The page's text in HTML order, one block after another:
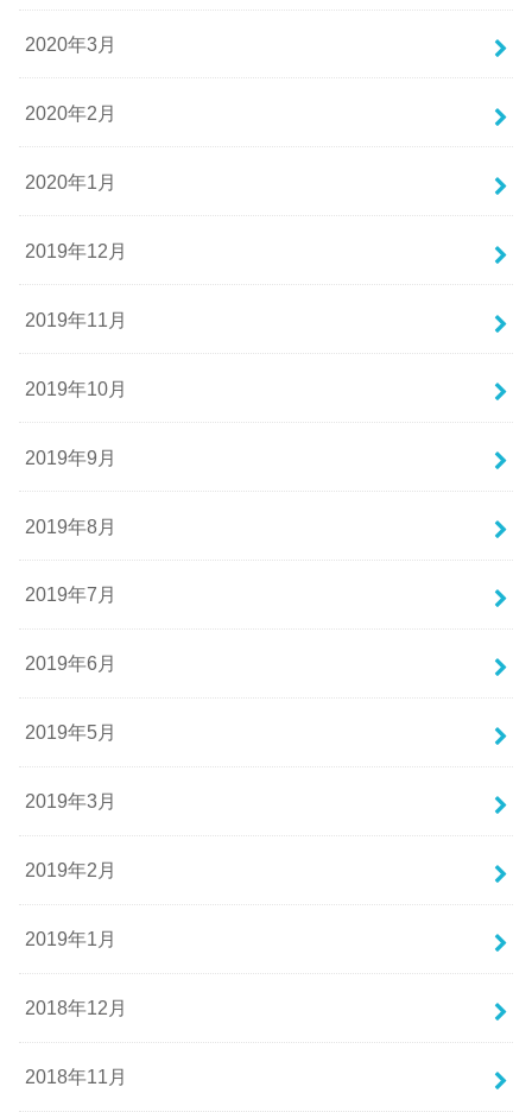
2020年3月
2020年2月
2020年1月
2019年12月
2019年11月
2019年10月
2019年9月
2019年8月
2019年7月
2019年6月
2019年5月
2019年3月
2019年2月
2019年1月
2018年12月
2018年11月